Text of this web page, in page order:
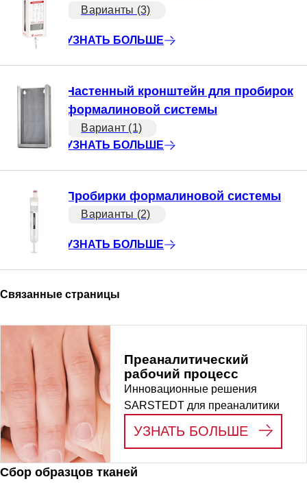
Сбор образцов тканей
Варианты (3)
УЗНАТЬ БОЛЬШЕ
Настенный кронштейн для пробирок
формалиновой системы
Вариант (1)
УЗНАТЬ БОЛЬШЕ
Пробирки формалиновой системы
Варианты (2)
УЗНАТЬ БОЛЬШЕ
Связанные страницы
Преаналитический
рабочий процесс
Инновационные решения
SARSTEDT для преаналитики
УЗНАТЬ БОЛЬШЕ